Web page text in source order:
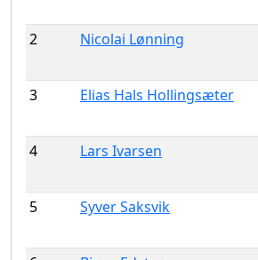
2 Nicolai Lønning
3 Elias Hals Hollingsæter
4 Lars Ivarsen
5 Syver Saksvik